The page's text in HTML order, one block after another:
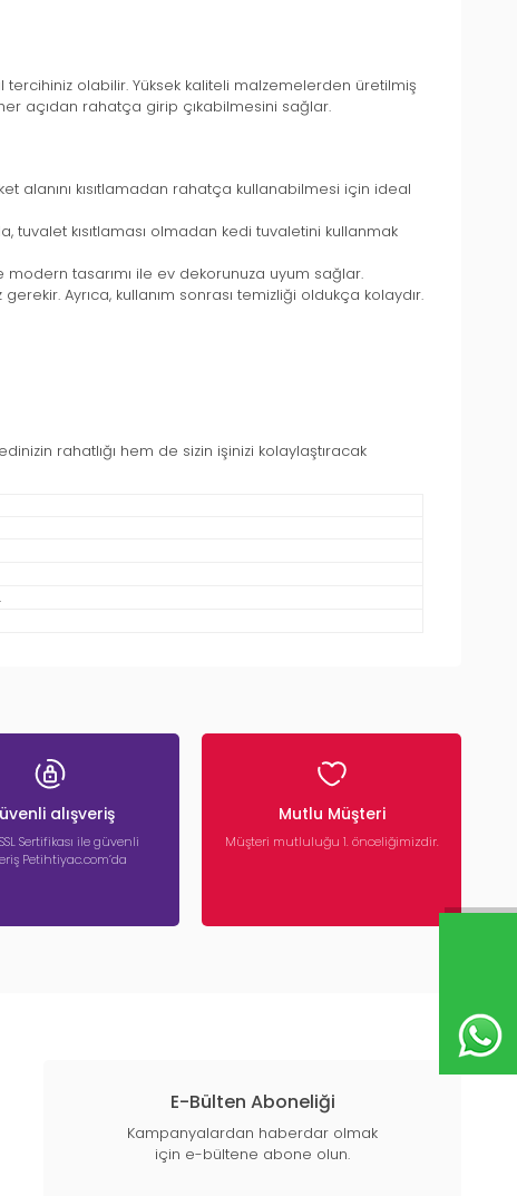
tercihiniz olabilir. Yüksek kaliteli malzemelerden üretilmiş
açıdan rahatça girip çıkabilmesini sağlar.
alanını kısıtlamadan rahatça kullanabilmesi için ideal
tuvalet kısıtlaması olmadan kedi tuvaletini kullanmak
tasarımı ile ev dekorunuza uyum sağlar.
Ayrıca, kullanım sonrası temizliği oldukça kolaydır.
rahatlığı hem de sizin işinizi kolaylaştıracak
alışveriş
Sertifikası ile güvenli
Petihtiyac.com’da
Mutlu Müşteri
Müşteri mutluluğu 1. önceliğimizdir.
E-Bülten Aboneliği
Kampanyalardan haberdar olmak
için e-bültene abone olun.